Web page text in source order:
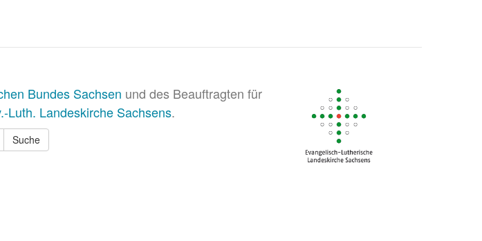
Bundes Sachsen und des Beauftragten für
Luth. Landeskirche Sachsens.
Suche